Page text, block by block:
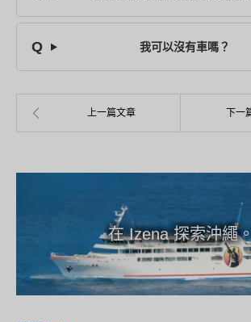
我可以沒有車嗎？
在 Izena 探索沖繩。